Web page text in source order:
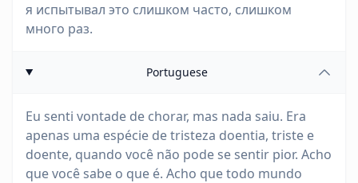
я испытывал это слишком часто, слишком
много раз.
Portuguese
Eu senti vontade de chorar, mas nada saiu. Era
apenas uma espécie de tristeza doentia, triste e
doente, quando você não pode se sentir pior. Acho
que você sabe o que é. Acho que todo mundo